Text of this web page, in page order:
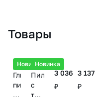
Товары
Новинка
Гликолевый
пилинг
/
Новинка
Пилинг
с
тремя
3 036
₽
3 137
₽